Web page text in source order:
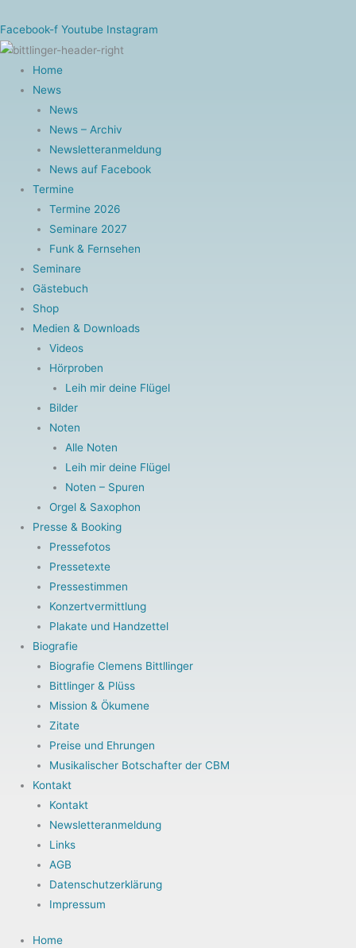
Inhalt
springen
Facebook-f Youtube Instagram
Home
News
News
News – Archiv
Newsletteranmeldung
News auf Facebook
Termine
Termine 2026
Seminare 2027
Funk & Fernsehen
Seminare
Gästebuch
Shop
Medien & Downloads
Videos
Hörproben
Leih mir deine Flügel
Bilder
Noten
Alle Noten
Leih mir deine Flügel
Noten – Spuren
Orgel & Saxophon
Presse & Booking
Pressefotos
Pressetexte
Pressestimmen
Konzertvermittlung
Plakate und Handzettel
Biografie
Biografie Clemens Bittllinger
Bittlinger & Plüss
Mission & Ökumene
Zitate
Preise und Ehrungen
Musikalischer Botschafter der CBM
Kontakt
Kontakt
Newsletteranmeldung
Links
AGB
Datenschutzerklärung
Impressum
Home